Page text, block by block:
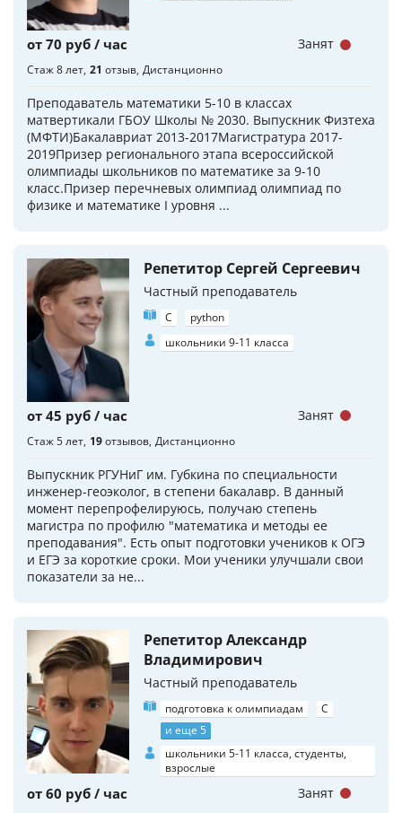
от 70 руб / час
Стаж 8 лет 21 отзыв Дистанционно
Преподаватель математики 5-10 в классах
матвертикали ГБОУ Школы № 2030. Выпускник Физтеха
(МФТИ)Бакалавриат 2013-2017Магистратура 2017-
2019Призер регионального этапа всероссийской
олимпиады школьников по математике за 9-10
класс.Призер перечневых олимпиад олимпиад по
физике и математике I уровня ...
Занят
Репетитор Сергей Сергеевич
Частный преподаватель
C
python
школьники 9-11 класса
от 45 руб / час
Стаж 5 лет 19отзывов Дистанционно
Выпускник РГУНиГ им. Губкина по специальности
инженер-геоэколог, в степени бакалавр. В данный
момент перепрофелируюсь, получаю степень
магистра по профилю "математика и методы ее
преподавания". Есть опыт подготовки учеников к ОГЭ
и ЕГЭ за короткие сроки. Мои ученики улучшали свои
показатели за не...
Занят
Репетитор Александр
Владимирович
Частный преподаватель
подготовка к олимпиадам
C
и еще 5
школьники 5-11 класса, студенты,
взрослые
от 60 руб / час Занят